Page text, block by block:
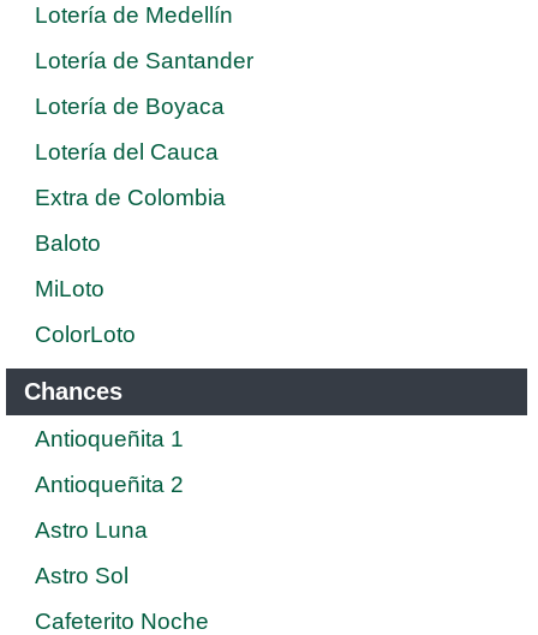
Lotería de Medellín
Lotería de Santander
Lotería de Boyaca
Lotería del Cauca
Extra de Colombia
Baloto
MiLoto
ColorLoto
Chances
Antioqueñita 1
Antioqueñita 2
Astro Luna
Astro Sol
Cafeterito Noche